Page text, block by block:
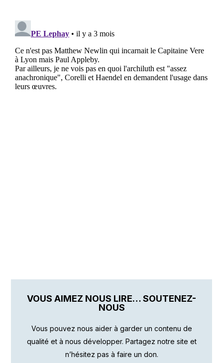
VOUS AIMEZ NOUS LIRE… SOUTENEZ-
NOUS
Vous pouvez nous aider à garder un contenu de
qualité et à nous développer. Partagez notre site et
n’hésitez pas à faire un don.